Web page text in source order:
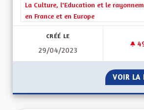
Filtrer les résultats de la catégorie :
La Culture, l'Education et le
en France et en Europe
CRÉÉ LE
29/04/2023
VOIR LA